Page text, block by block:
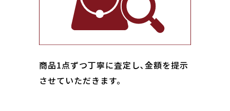
商品1点ずつ丁寧に査定し､金額を提示
させていただきます。